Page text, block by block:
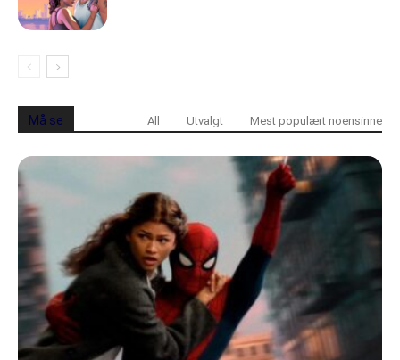
Må se All Utvalgt Mest populært noensinne